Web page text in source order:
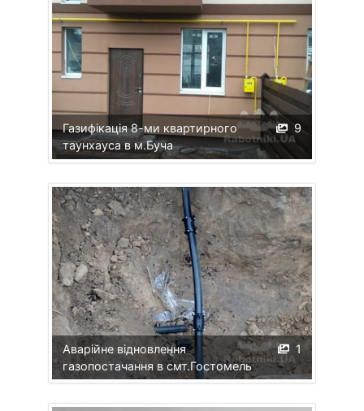
9
Газифікація 8-ми квартирного
таунхауса в м.Буча
1
Аварійне відновлення
газопостачання в смт.Гостомель